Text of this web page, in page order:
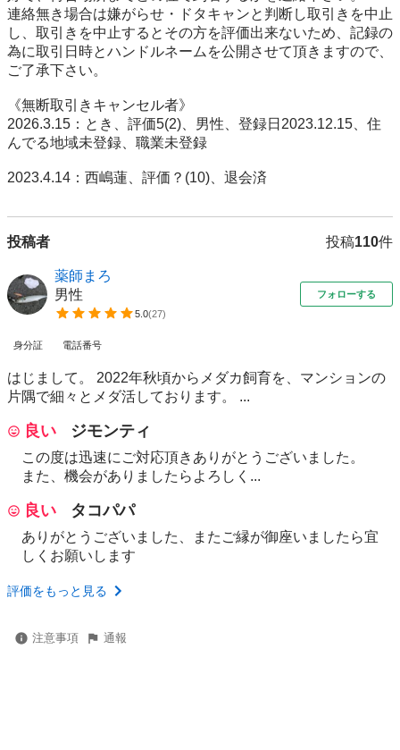
連絡無き場合は嫌がらせ・ドタキャンと判断し取引きを中止
し、取引きを中止するとその方を評価出来ないため、記録の
為に取引日時とハンドルネームを公開させて頂きますので、
ご了承下さい。
《無断取引きキャンセル者》
2026.3.15：とき、評価5(2)、男性、登録日2023.12.15、住
んでる地域未登録、職業未登録
2023.4.14：西嶋蓮、評価？(10)、退会済
投稿者 投稿110件
薬師まろ
男性
5.0(27)
フォローする
身分証 電話番号
はじまして。 2022年秋頃からメダカ飼育を、マンションの
片隅で細々とメダ活しております。 ...
良い ジモンティ
この度は迅速にご対応頂きありがとうございました。
また、機会がありましたらよろしく...
良い タコパパ
ありがとうございました、またご縁が御座いましたら宜
しくお願いします
評価をもっと見る
注意事項 通報